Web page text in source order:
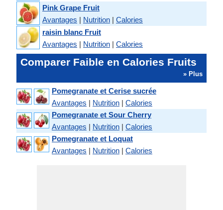
Pink Grape Fruit
Avantages | Nutrition | Calories
raisin blanc Fruit
Avantages | Nutrition | Calories
Comparer Faible en Calories Fruits
» Plus
Pomegranate et Cerise sucrée
Avantages | Nutrition | Calories
Pomegranate et Sour Cherry
Avantages | Nutrition | Calories
Pomegranate et Loquat
Avantages | Nutrition | Calories